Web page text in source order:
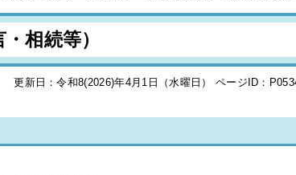
相続等）
更新日：令和8(2026)年4月1日（水曜日） ページID：